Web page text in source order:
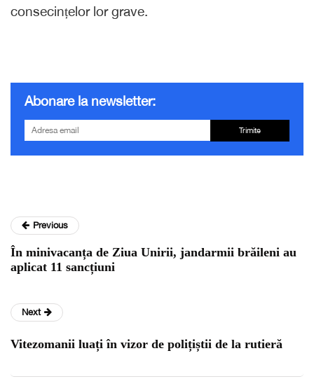
consecințelor lor grave.
Abonare la newsletter:
Trimite
Previous
În minivacanța de Ziua Unirii, jandarmii brăileni au
aplicat 11 sancțiuni
Next
Vitezomanii luați în vizor de polițiștii de la rutieră